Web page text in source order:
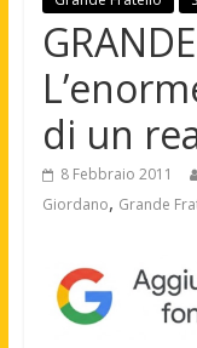
di un
8 Febbraio 2011
Giordano, Grande